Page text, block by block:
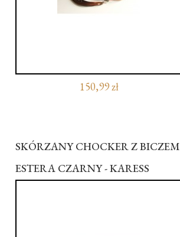
150,99 zł
SKÓRZANY CHOCKER Z BICZEM
ESTERA CZARNY - KARESS